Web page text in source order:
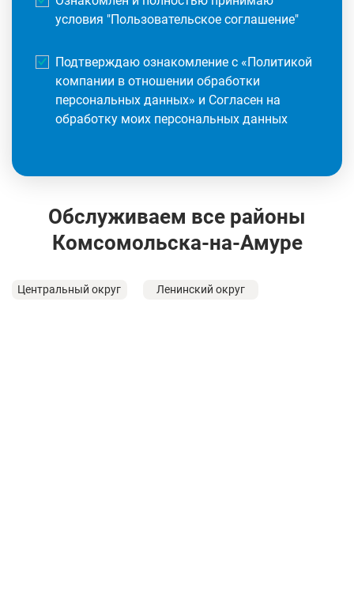
условия "Пользовательское соглашение"
Подтверждаю ознакомление с «Политикой
компании в отношении обработки
персональных данных» и Согласен на
обработку моих персональных данных
Обслуживаем все районы
Комсомольска-на-Амуре
Центральный округ Ленинский округ